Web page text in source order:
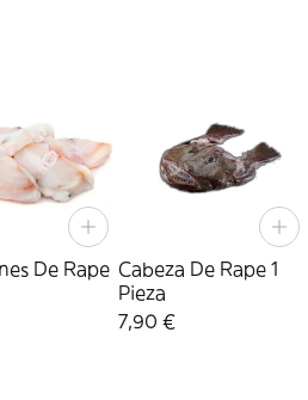
De Rape Cabeza De Rape 1
Pieza
7,90 €